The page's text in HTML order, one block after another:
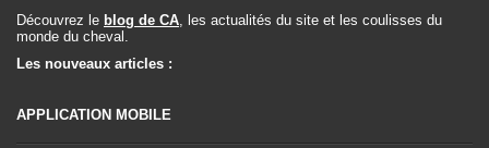
Découvrez le blog de CA , les actualités du site et les coulisses du
monde du cheval.
Les nouveaux articles :
APPLICATION MOBILE